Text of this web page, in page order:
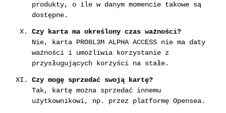
produkty, o ile w danym momencie takowe są
dostępne.
Czy karta ma określony czas ważności?
Nie, karta PRO8L3M ALPHA ACCESS nie ma daty
ważności i umożliwia korzystanie z
przysługujących korzyści na stałe.
Czy mogę sprzedać swoją kartę?
Tak, kartę można sprzedać innemu
użytkownikowi, np. przez platformę Opensea.